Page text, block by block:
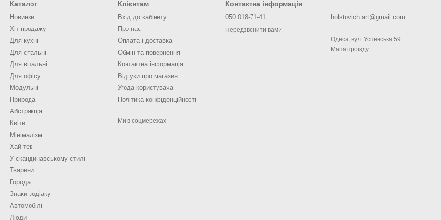
Каталог
Новинки
Хіт продажу
Для кухні
Для спальні
Для вітальні
Для офісу
Модульні
Природа
Абстракція
Квіти
Мінімалізм
Хай тек
У скандинавському стилі
Тварини
Города
Знаки зодіаку
Автомобілі
Люди
Клієнтам
Вхід до кабінету
Про нас
Оплата і доставка
Обмін та повернення
Контактна інформація
Відгуки про магазин
Угода користувача
Політика конфіденційності
Ми в соцмережах
Контактна інформація
050 018-71-41
Передзвонити вам?
holstovich.art@gmail.com
Одеса, вул. Успенська 59
Мапа проїзду